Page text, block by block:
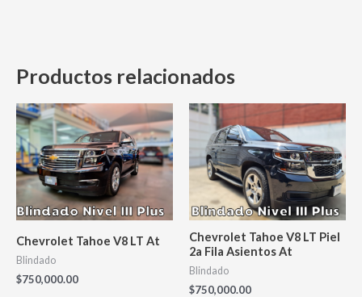
Productos relacionados
Chevrolet Tahoe V8 LT At
Blindado
$750,000.00
Chevrolet Tahoe V8 LT Piel
2a Fila Asientos At
Blindado
$750,000.00